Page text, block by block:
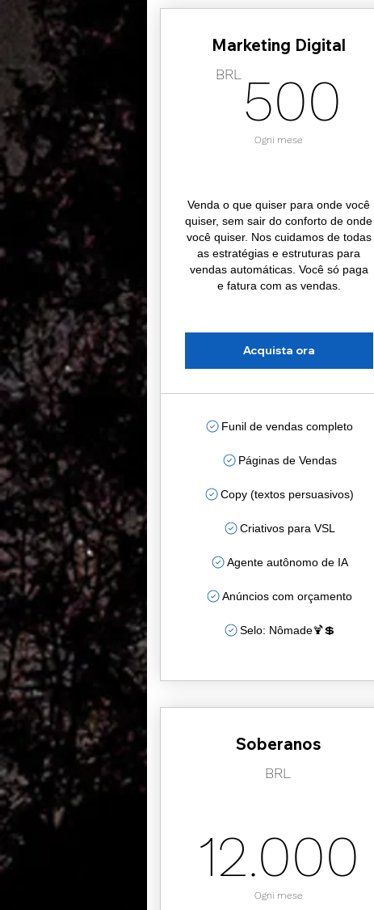
Marketing Digital
BRL 500
Ogni mese
Venda o que quiser para onde você
quiser, sem sair do conforto de onde
você quiser. Nos cuidamos de todas
as estratégias e estruturas para
vendas automáticas. Você só paga
e fatura com as vendas.
Acquista ora
Funil de vendas completo
Páginas de Vendas
Copy (textos persuasivos)
Criativos para VSL
Agente autônomo de IA
Anúncios com orçamento
Selo: Nômade🍹💲
Soberanos
BRL
12.000
Ogni mese